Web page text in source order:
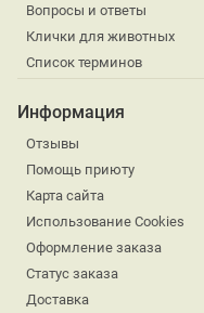
Вопросы и ответы
Клички для животных
Список терминов
Информация
Отзывы
Помощь приюту
Карта сайта
Использование Cookies
Оформление заказа
Статус заказа
Доставка